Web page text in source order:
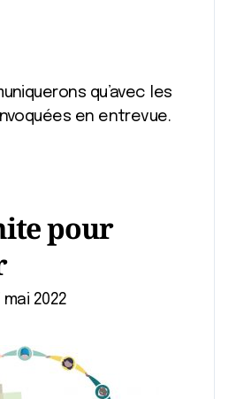
qu’avec les
en entrevue.
pour
2022